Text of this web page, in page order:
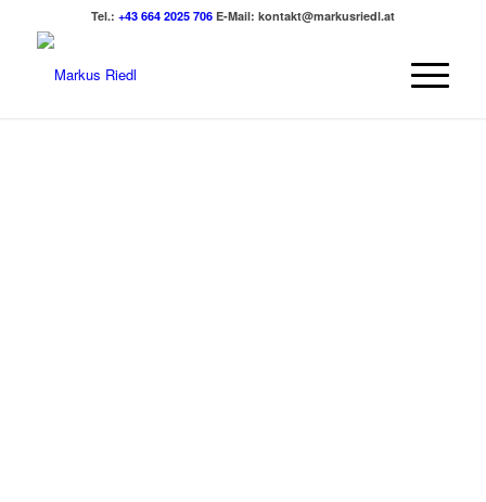
Tel.: +43 664 2025 706E-Mail: kontakt@markusriedl.at